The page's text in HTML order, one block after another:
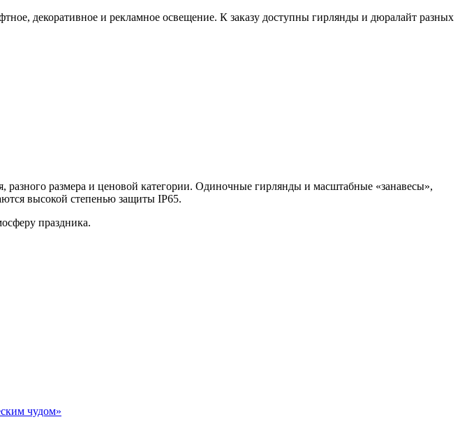
декоративное и рекламное освещение. К заказу доступны гирлянды и дюралайт разных
разного размера и ценовой категории. Одиночные гирлянды и масштабные «занавесы»,
высокой степенью защиты IP65.
праздника.
чудом»